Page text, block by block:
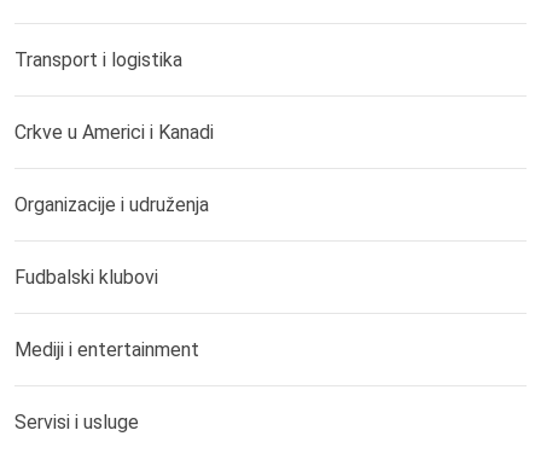
Transport i logistika
Crkve u Americi i Kanadi
Organizacije i udruženja
Fudbalski klubovi
Mediji i entertainment
Servisi i usluge